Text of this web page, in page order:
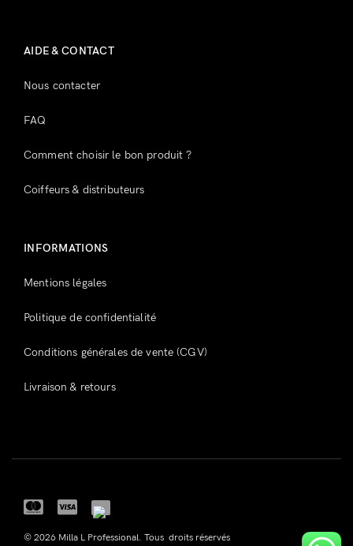
AIDE & CONTACT
Nous contacter
FAQ
Comment choisir le bon produit ?
Coiffeurs & distributeurs
INFORMATIONS
Mentions légales
Politique de confidentialité
Conditions générales de vente (CGV)
Livraison & retours
© 2026 Milla L Professional. Tous droits réservés